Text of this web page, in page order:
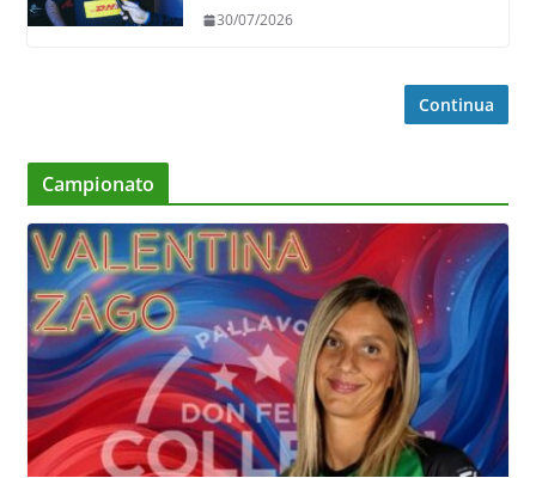
30/07/2026
Continua
Campionato